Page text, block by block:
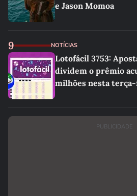
e Jason Momoa
9 NOTÍCIAS
Lotofácil 3753:
dividem o prêmio
milhões nesta
PUBLICIDADE